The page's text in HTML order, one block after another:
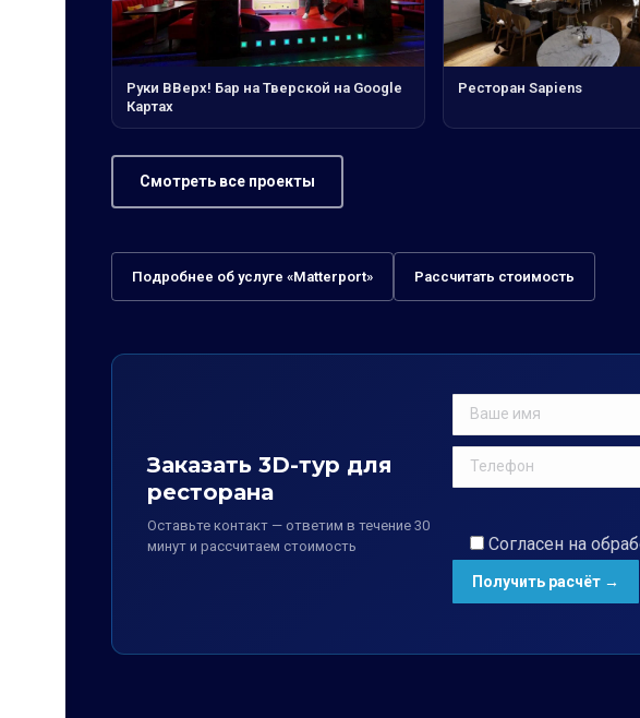
Руки ВВерх! Бар на Тверской на Google
Картах
Ресторан Sapiens
Смотреть все проекты
Подробнее об услуге «Matterport» Рассчитать стоимость
Заказать 3D-тур для
ресторана
Оставьте контакт — ответим в течение 30
минут и рассчитаем стоимость
Согласен на